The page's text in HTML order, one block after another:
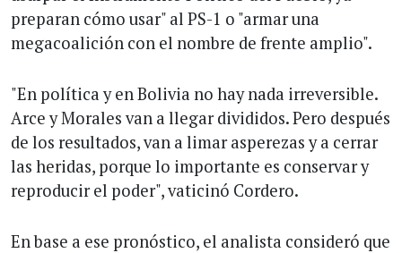
preparan cómo usar" al PS-1 o "armar una
megacoalición con el nombre de frente amplio".
"En política y en Bolivia no hay nada irreversible.
Arce y Morales van a llegar divididos. Pero después
de los resultados, van a limar asperezas y a cerrar
las heridas, porque lo importante es conservar y
reproducir el poder", vaticinó Cordero.
En base a ese pronóstico, el analista consideró que